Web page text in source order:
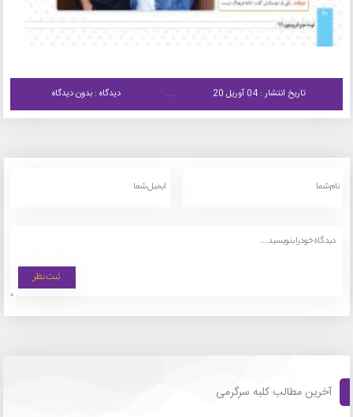
تاریخ انتشار : 04 آوریل 20 دیدگاه : بدون دیدگاه
آخرین مطالب کلبه سرگرمی